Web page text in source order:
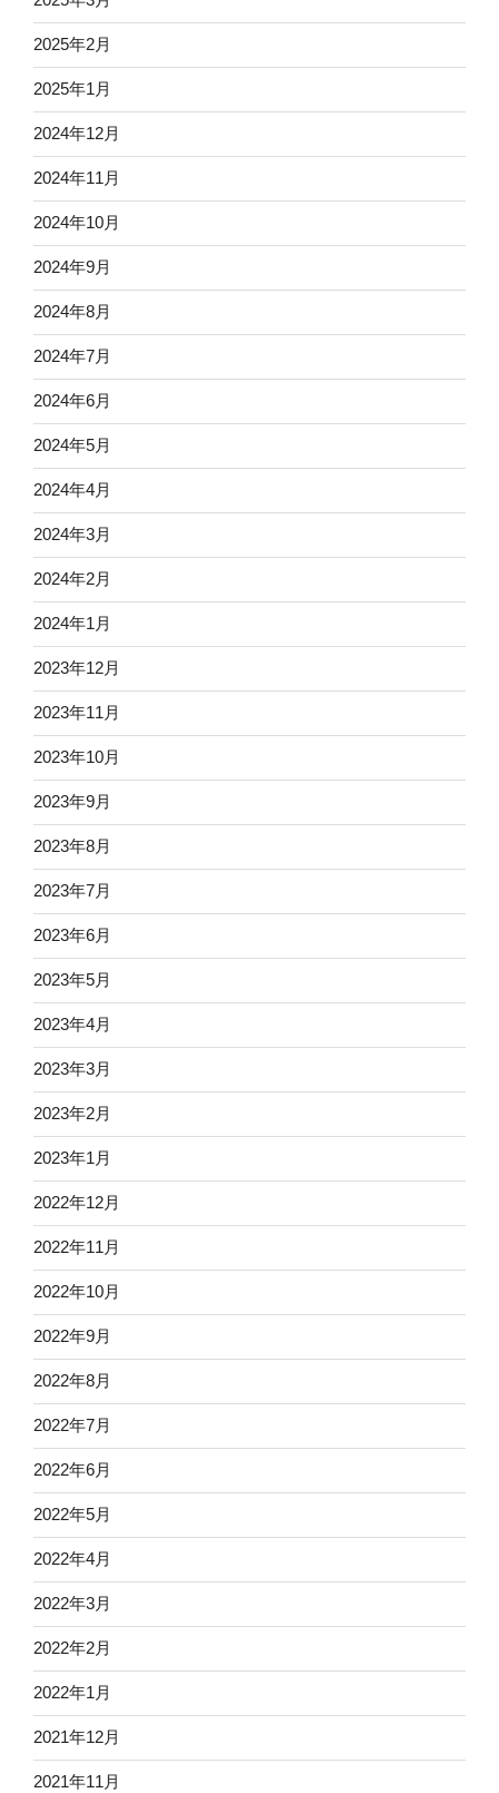
2025年2月
2025年1月
2024年12月
2024年11月
2024年10月
2024年9月
2024年8月
2024年7月
2024年6月
2024年5月
2024年4月
2024年3月
2024年2月
2024年1月
2023年12月
2023年11月
2023年10月
2023年9月
2023年8月
2023年7月
2023年6月
2023年5月
2023年4月
2023年3月
2023年2月
2023年1月
2022年12月
2022年11月
2022年10月
2022年9月
2022年8月
2022年7月
2022年6月
2022年5月
2022年4月
2022年3月
2022年2月
2022年1月
2021年12月
2021年11月